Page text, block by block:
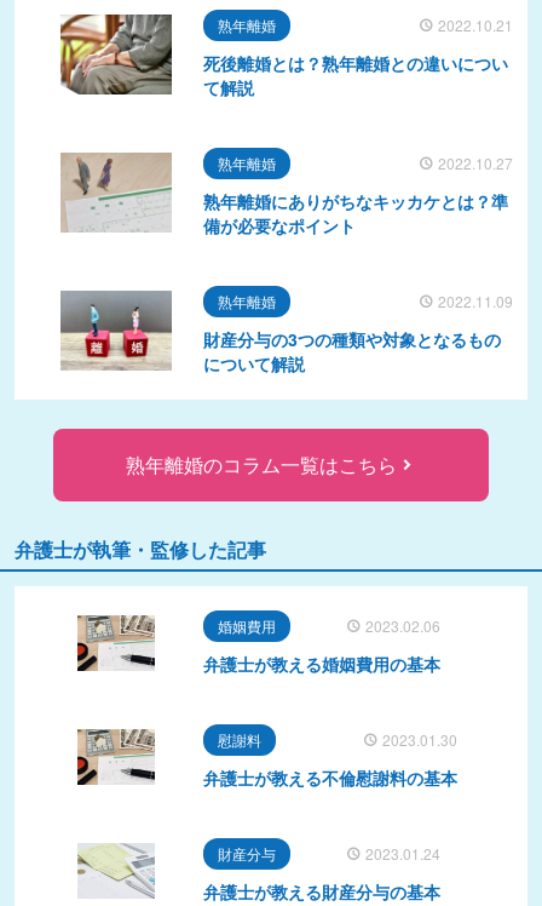
熟年離婚 2022.10.21
死後離婚とは？熟年離婚との違いについ
て解説
熟年離婚 2022.10.27
熟年離婚にありがちなキッカケとは？準
備が必要なポイント
熟年離婚 2022.11.09
財産分与の3つの種類や対象となるもの
について解説
熟年離婚のコラム一覧はこちら
弁護士が執筆・監修した記事
婚姻費用 2023.02.06
弁護士が教える婚姻費用の基本
慰謝料 2023.01.30
弁護士が教える不倫慰謝料の基本
財産分与 2023.01.24
弁護士が教える財産分与の基本